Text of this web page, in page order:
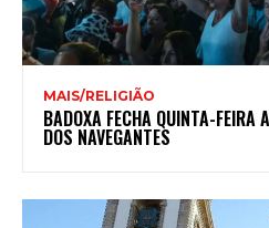
MAIS/RELIGIÃO
BADOXA FECHA QUINTA-FEIRA
DOS NAVEGANTES